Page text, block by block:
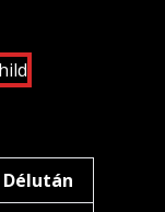
Délután